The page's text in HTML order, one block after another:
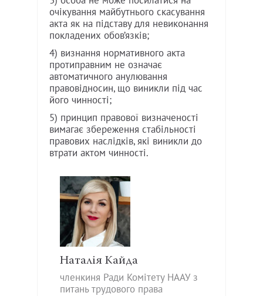
очікування майбутнього скасування
акта як на підставу для невиконання
покладених обов’язків;
4) визнання нормативного акта
протиправним не означає
автоматичного анулювання
правовідносин, що виникли під час
його чинності;
5) принцип правової визначеності
вимагає збереження стабільності
правових наслідків, які виникли до
втрати актом чинності.
Наталія Кайда
членкиня Ради Комітету НААУ з
питань трудового права